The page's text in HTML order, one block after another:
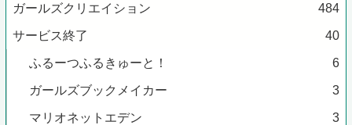
ガールズクリエイション 484
サービス終了 40
ふるーつふるきゅーと！ 6
ガールズブックメイカー 3
マリオネットエデン 3